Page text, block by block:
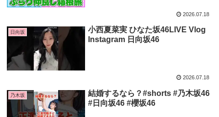
2026.07.18
日向坂
小西夏菜実 ひなた坂46LIVE Vlog
Instagram 日向坂46
2026.07.18
乃木坂
結婚するなら？#shorts #乃木坂46
#日向坂46 #櫻坂46